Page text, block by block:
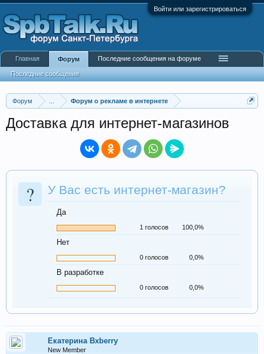
Войти или зарегистрироваться
Форум Форум о рекламе в интернете
Доставка для интернет-магазинов
? У Вас есть интернет-магазин?
Да
1 голосов 100,0%
Нет
0 голосов 0,0%
В разработке
0 голосов 0,0%
Екатерина Bxberry
New Member
Главная Форум
Последние сообщения
Последние сообщения на форуме